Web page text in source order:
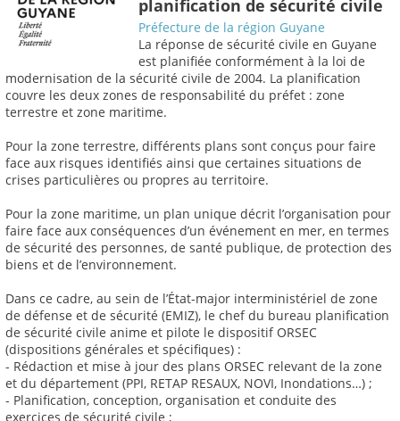
planification de sécurité civile
Préfecture de la région Guyane
La réponse de sécurité civile en Guyane
est planifiée conformément à la loi de
modernisation de la sécurité civile de 2004. La planification
couvre les deux zones de responsabilité du préfet : zone
terrestre et zone maritime.
Pour la zone terrestre, différents plans sont conçus pour faire
face aux risques identifiés ainsi que certaines situations de
crises particulières ou propres au territoire.
Pour la zone maritime, un plan unique décrit l’organisation pour
faire face aux conséquences d’un événement en mer, en termes
de sécurité des personnes, de santé publique, de protection des
biens et de l’environnement.
Dans ce cadre, au sein de l’État-major interministériel de zone
de défense et de sécurité (EMIZ), le chef du bureau planification
de sécurité civile anime et pilote le dispositif ORSEC
(dispositions générales et spécifiques) :
- Rédaction et mise à jour des plans ORSEC relevant de la zone
et du département (PPI, RETAP RESAUX, NOVI, Inondations…) ;
- Planification, conception, organisation et conduite des
exercices de sécurité civile ;